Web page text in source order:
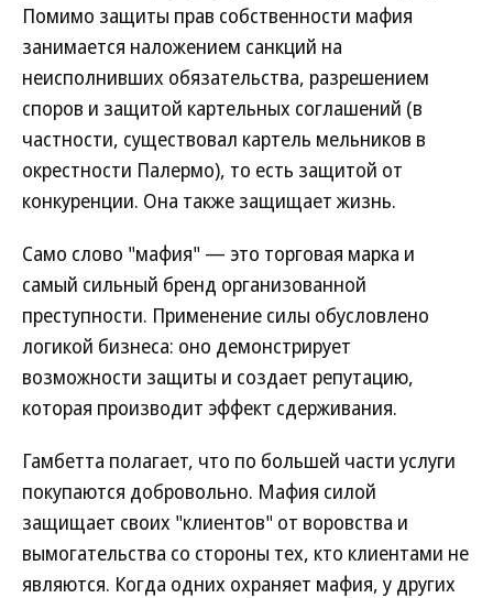
Помимо защиты прав собственности мафия
занимается наложением санкций на
неисполнивших обязательства, разрешением
споров и защитой картельных соглашений (в
частности, существовал картель мельников в
окрестности Палермо), то есть защитой от
конкуренции. Она также защищает жизнь.
Само слово "мафия" — это торговая марка и
самый сильный бренд организованной
преступности. Применение силы обусловлено
логикой бизнеса: оно демонстрирует
возможности защиты и создает репутацию,
которая производит эффект сдерживания.
Гамбетта полагает, что по большей части услуги
покупаются добровольно. Мафия силой
защищает своих "клиентов" от воровства и
вымогательства со стороны тех, кто клиентами не
являются. Когда одних охраняет мафия, у других